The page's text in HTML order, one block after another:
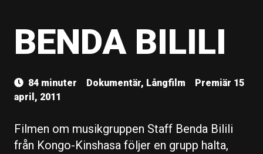
BENDA BILILI
84 minuter Dokumentär, Långfilm
Premiär 15
april, 2011
Filmen om musikgruppen Staff Benda Bilili
från Kongo-Kinshasa följer en grupp halta,